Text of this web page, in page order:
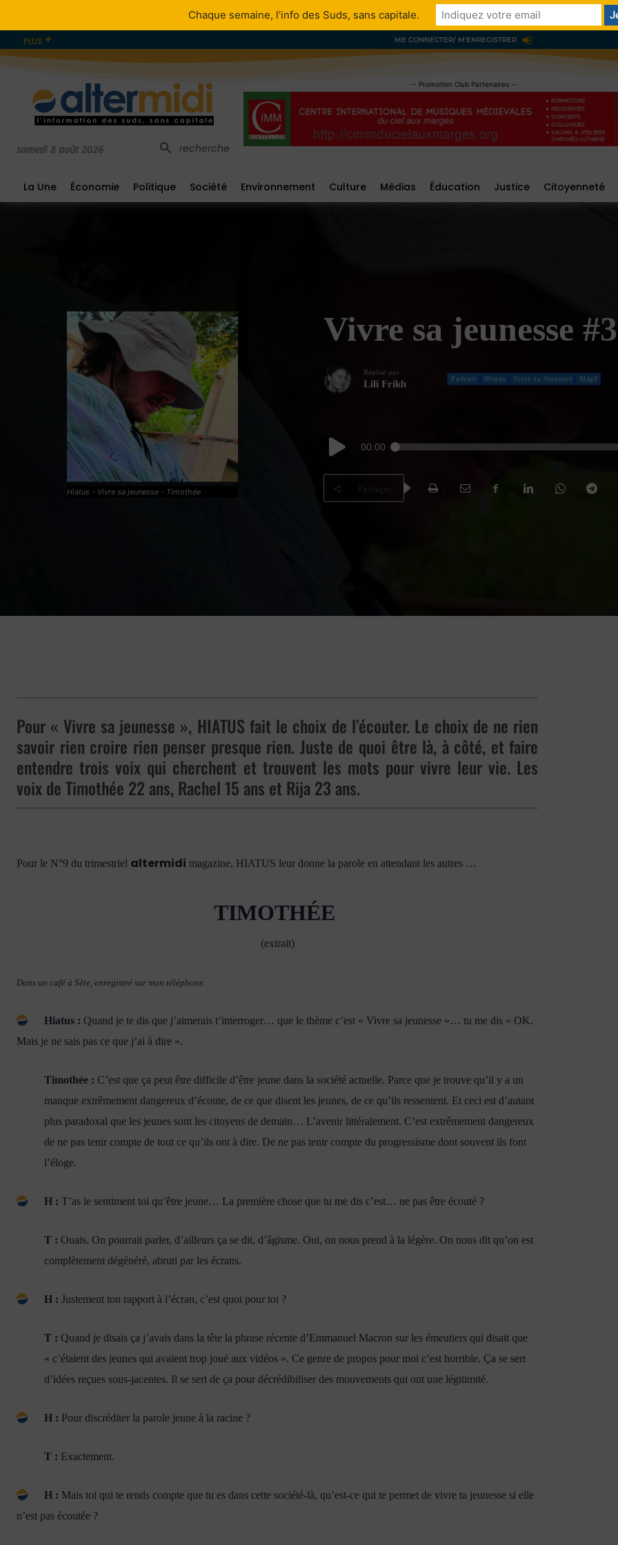
PLUS ME CONNECTER/ M'ENREGISTRER
samedi 8 août 2026 recherche
-- Promotion Club Partenaires --
La Une Économie Politique Société Environnement Culture Médias Éducation Justice Citoyenneté
Hiatus - Vivre sa jeunesse - Timothée
Vivre sa jeunesse
Réalisé par
Lili Frikh Podcast Hiatus Vivre sa Jeunesse Mag9
Lecteur
audio
00:00
Pour « Vivre sa jeunesse », HIATUS fait le choix de l’écouter. Le choix de ne rien
savoir rien croire rien penser presque rien. Juste de quoi être là, à côté, et faire
entendre trois voix qui cherchent et trouvent les mots pour vivre leur vie. Les
voix de Timothée 22 ans, Rachel 15 ans et Rija 23 ans.
Pour le N°9 du trimestriel altermidi magazine, HIATUS leur donne la parole en attendant les autres …
TIMOTHÉE
(extrait)
Dans un café à Sète, enregistré sur mon téléphone.
Hiatus : Quand je te dis que j’aimerais t’interroger… que le thème c’est « Vivre sa jeunesse »… tu me dis « OK.
Mais je ne sais pas ce que j’ai à dire ».
Timothée : C’est que ça peut être difficile d’être jeune dans la société actuelle. Parce que je trouve qu’il y a un
manque extrêmement dangereux d’écoute, de ce que disent les jeunes, de ce qu’ils ressentent. Et ceci est d’autant
plus paradoxal que les jeunes sont les citoyens de demain… L’avenir littéralement. C’est extrêmement dangereux
de ne pas tenir compte de tout ce qu’ils ont à dire. De ne pas tenir compte du progressisme dont souvent ils font
l’éloge.
H : T’as le sentiment toi qu’être jeune… La première chose que tu me dis c’est… ne pas être écouté ?
T : Ouais. On pourrait parler, d’ailleurs ça se dit, d’âgisme. Oui, on nous prend à la légère. On nous dit qu’on est
complètement dégénéré, abruti par les écrans.
H : Justement ton rapport à l’écran, c’est quoi pour toi ?
T : Quand je disais ça j’avais dans la tête la phrase récente d’Emmanuel Macron sur les émeutiers qui disait que
« c’étaient des jeunes qui avaient trop joué aux vidéos ». Ce genre de propos pour moi c’est horrible. Ça se sert
d’idées reçues sous-jacentes. Il se sert de ça pour décrédibiliser des mouvements qui ont une légitimité.
H : Pour discréditer la parole jeune à la racine ?
T : Exactement.
H : Mais toi qui te rends compte que tu es dans cette société-là, qu’est-ce qui te permet de vivre ta jeunesse si elle
n’est pas écoutée ?
Chaque semaine, l’info des Suds, sans capitale.